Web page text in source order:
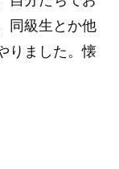
同級生とか他
りました。懐